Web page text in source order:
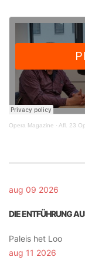
Opera Magazine · Afl. 23
aug 09 2026
DIE ENTFÜHRUNG
Paleis het Loo
aug 11 2026